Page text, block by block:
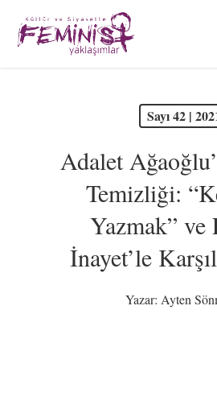
main
Sayı 42 |
Adalet
Temizliği:
Yazmak” ve
İnayet’le
Yazar: Ayten